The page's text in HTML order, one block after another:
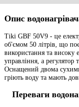
Опис
Tiki GBF 50V9 -це
об'ємом 50 літрів, що
використання та високу
управління, а регулятор
Оснащений двома
гріють воду та мають
Переваги